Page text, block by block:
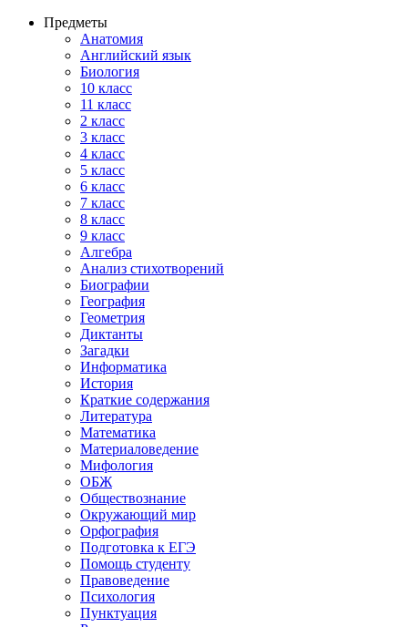
Предметы
Анатомия
Английский язык
Биология
10 класс
11 класс
2 класс
3 класс
4 класс
5 класс
6 класс
7 класс
8 класс
9 класс
Алгебра
Анализ стихотворений
Биографии
География
Геометрия
Диктанты
Загадки
Информатика
История
Краткие содержания
Литература
Математика
Материаловедение
Мифология
ОБЖ
Обществознание
Окружающий мир
Орфография
Подготовка к ЕГЭ
Помощь студенту
Правоведение
Психология
Пунктуация